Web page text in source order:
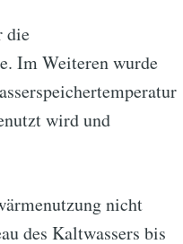
die
Im Weiteren wurde
wird und
nicht
des Kaltwassers bis